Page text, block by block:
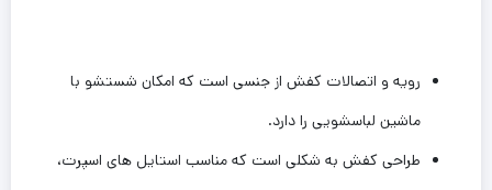
رویه و اتصالات کفش از جنسی است که امکان شستشو با
ماشین لباسشویی را دارد.
طراحی کفش به شکلی است که مناسب استایل های اسپرت،